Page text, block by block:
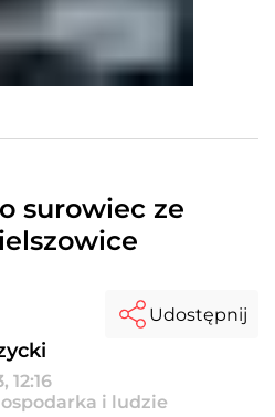
surowiec ze
12:16
i ludzie
Udostępnij